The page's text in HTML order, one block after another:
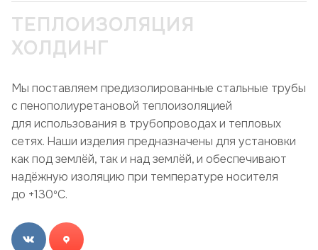
ТЕПЛОИЗОЛЯЦИЯ
ХОЛДИНГ
Мы поставляем предизолированные стальные трубы
с пенополиуретановой теплоизоляцией
для использования в трубопроводах и тепловых
сетях. Наши изделия предназначены для установки
как под землёй, так и над землёй, и обеспечивают
надёжную изоляцию при температуре носителя
до +130ºC.